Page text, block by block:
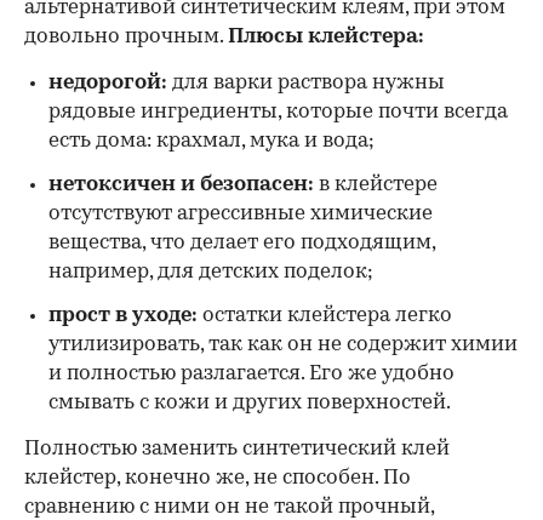
альтернативой синтетическим клеям, при этом
довольно прочным. Плюсы клейстера:
недорогой: для варки раствора нужны
рядовые ингредиенты, которые почти всегда
есть дома: крахмал, мука и вода;
нетоксичен и безопасен: в клейстере
отсутствуют агрессивные химические
вещества, что делает его подходящим,
например, для детских поделок;
прост в уходе: остатки клейстера легко
утилизировать, так как он не содержит химии
и полностью разлагается. Его же удобно
смывать с кожи и других поверхностей.
Полностью заменить синтетический клей
клейстер, конечно же, не способен. По
сравнению с ними он не такой прочный,